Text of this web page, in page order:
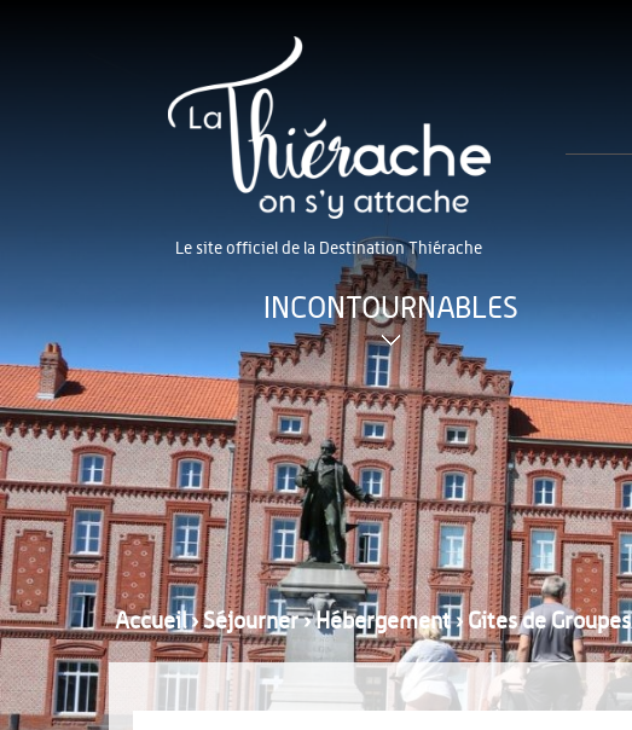
Le site officiel de la Destination Thiérache
INCONTOURNABLES
Accueil›Séjourner›Hébergement›Gites de Groupes